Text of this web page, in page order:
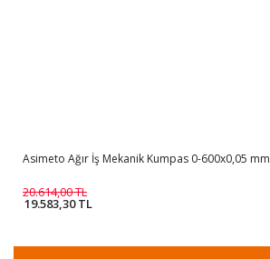
Asimeto Ağır İş Mekanik Kumpas 0-600x0,05 mm
20.614,00 TL
19.583,30 TL